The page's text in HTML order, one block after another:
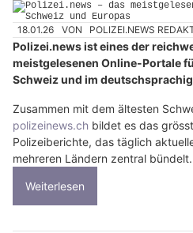
18.01.26 VON POLIZEI.NEWS
Polizei.news ist eines der
meistgelesenen Online-Portale
Schweiz und im
Zusammen mit dem ältesten
polizeinews.ch bildet es das
Polizeiberichte, das täglich
mehreren Ländern zentral bündelt.
Weiterlesen